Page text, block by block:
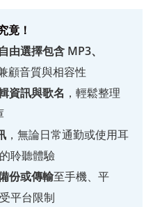
竟！
自由選擇包含 MP3、
顧音質與相容性
資訊與歌名 ，輕鬆整理
，無論日常通勤或使用耳
聆聽體驗
份或傳輸至手機、平
平台限制